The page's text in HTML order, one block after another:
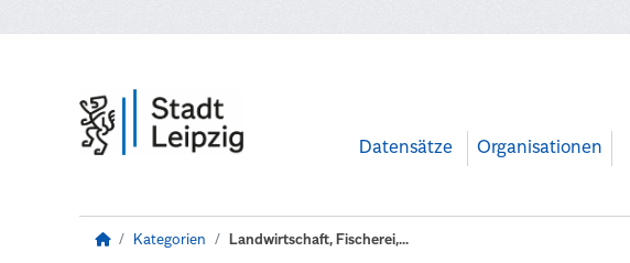
Datensätze Organisationen
Kategorien Landwirtschaft, Fischerei,...